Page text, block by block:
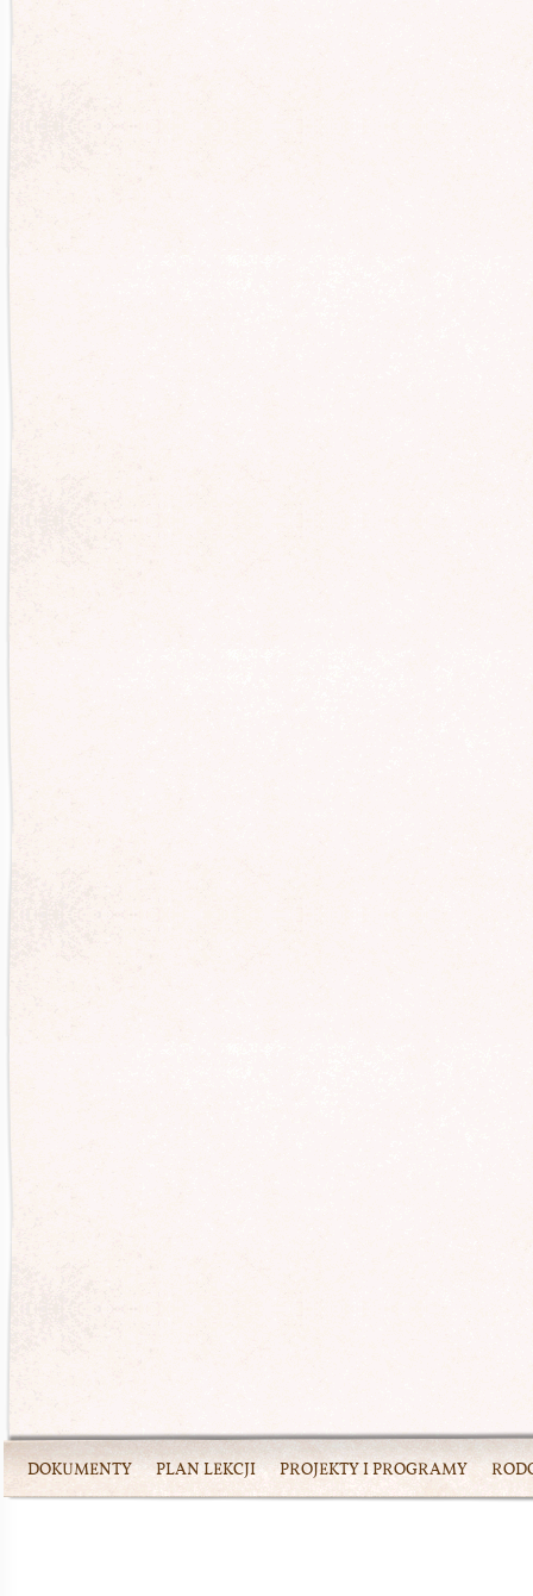
DOKUMENTY PLAN LEKCJI PROJEKTY I PROGRAMY